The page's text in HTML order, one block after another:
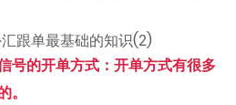
号的开单方式：开单方式有很多